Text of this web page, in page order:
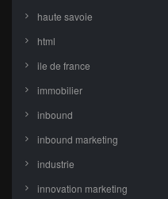
haute savoie
html
ile de france
immobilier
inbound
inbound marketing
industrie
innovation marketing